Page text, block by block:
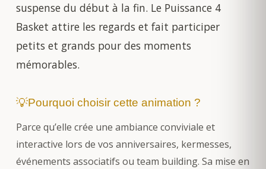
suspense du début à la fin. Le Puissance 4
Basket attire les regards et fait participer
petits et grands pour des moments
mémorables.
Pourquoi choisir cette animation ?
Parce qu’elle crée une ambiance conviviale et
interactive lors de vos anniversaires, kermesses,
événements associatifs ou team building. Sa mise en